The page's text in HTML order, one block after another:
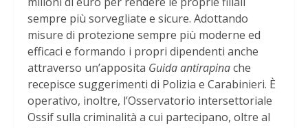
sempre più sorvegliate e sicure. Adottando
misure di protezione sempre più moderne ed
efficaci e formando i propri dipendenti anche
attraverso un’apposita Guida antirapinache
recepisce suggerimenti di Polizia e Carabinieri. È
operativo, inoltre, l’Osservatorio intersettoriale
Ossif sulla criminalità a cui partecipano, oltre al